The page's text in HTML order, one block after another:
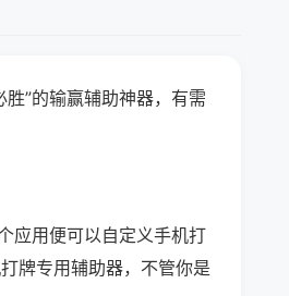
”的输赢辅助神器，有需
应用便可以自定义手机打
牌专用辅助器，不管你是